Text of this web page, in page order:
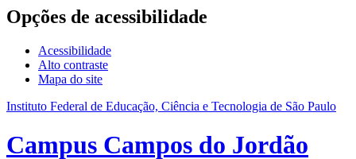
Acesso à informação
Opções de acessibilidade
Acessibilidade
Alto contraste
Mapa do site
Instituto Federal de Educação, Ciência e Tecnologia de São Paulo
Campus Campos do Jordão